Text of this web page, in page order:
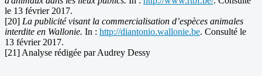
le 13 février 2017.
[20] La publicité visant la commercialisation d’espèces animales
interdite en Wallonie. In : http://diantonio.wallonie.be. Consulté le
13 février 2017.
[21] Analyse rédigée par Audrey Dessy